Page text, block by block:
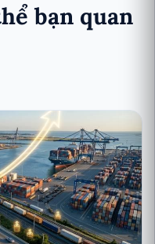
bạn quan